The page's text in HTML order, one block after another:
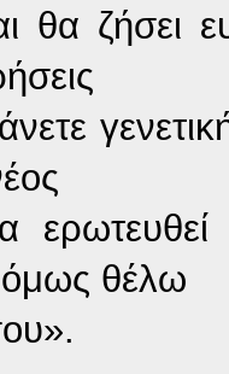
θα ζήσει
θέλω